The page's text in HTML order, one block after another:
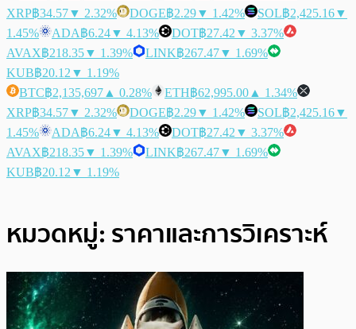
XRP฿34.57▼ 2.32% DOGE฿2.29▼ 1.42% SOL฿2,425.16▼
1.45%
ADA฿6.24▼ 4.13% DOT฿27.42 ▼ 3.37%
AVAX฿218.35▼ 1.39% LINK฿267.47▼ 1.69%
KUB฿20.12 ▼ 1.19%
BTC฿2,135,697 ▲ 0.28% ETH฿62,995.00 ▲ 1.34%
XRP฿34.57▼ 2.32% DOGE฿2.29▼ 1.42% SOL฿2,425.16▼
1.45%
ADA฿6.24▼ 4.13% DOT฿27.42 ▼ 3.37%
AVAX฿218.35▼ 1.39% LINK฿267.47▼ 1.69%
KUB฿20.12 ▼ 1.19%
หมวดหมู่: ราคาและการวิเคราะห์